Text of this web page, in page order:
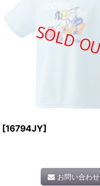
[16794JY]
お問い合わせ